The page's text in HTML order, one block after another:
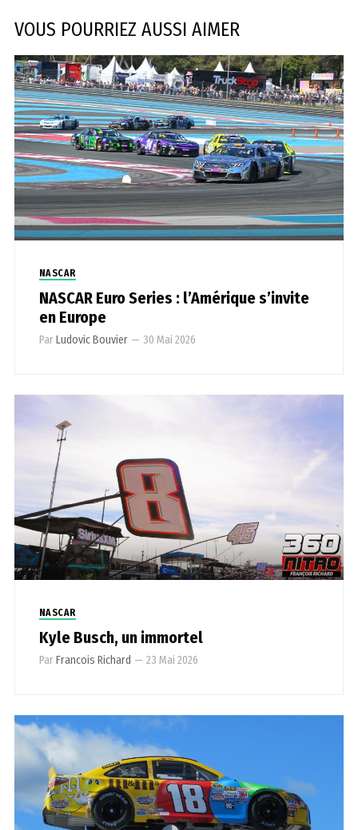
VOUS POURRIEZ AUSSI AIMER
NASCAR
NASCAR Euro Series : l’Amérique s’invite
en Europe
ParLudovic Bouvier — 30 Mai 2026
NASCAR
Kyle Busch, un immortel
ParFrancois Richard — 23 Mai 2026